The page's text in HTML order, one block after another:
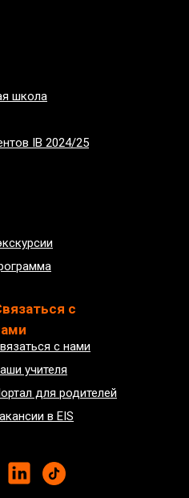
с
с нами
учителя
для родителей
в EIS
школа
IB 2024/25